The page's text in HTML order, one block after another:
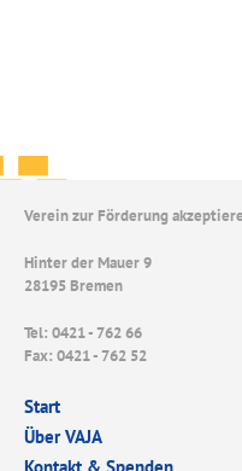
Verein zur Förderung
Hinter der Mauer 9
28195 Bremen
Tel: 0421 - 762 66
Fax: 0421 - 762 52
Start
Über VAJA